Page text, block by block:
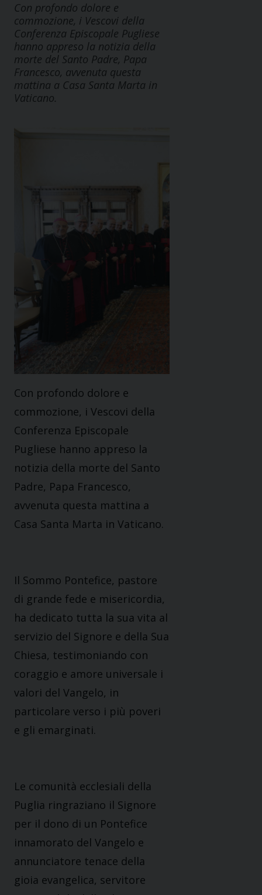
Con profondo dolore e
commozione, i Vescovi della
Conferenza Episcopale Pugliese
hanno appreso la notizia della
morte del Santo Padre, Papa
Francesco, avvenuta questa
mattina a Casa Santa Marta in
Vaticano.
Con profondo dolore e
commozione, i Vescovi della
Conferenza Episcopale
Pugliese hanno appreso la
notizia della morte del Santo
Padre, Papa Francesco,
avvenuta questa mattina a
Casa Santa Marta in Vaticano.
Il Sommo Pontefice, pastore
di grande fede e misericordia,
ha dedicato tutta la sua vita al
servizio del Signore e della Sua
Chiesa, testimoniando con
coraggio e amore universale i
valori del Vangelo, in
particolare verso i più poveri
e gli emarginati.
Le comunità ecclesiali della
Puglia ringraziano il Signore
per il dono di un Pontefice
innamorato del Vangelo e
annunciatore tenace della
gioia evangelica, servitore